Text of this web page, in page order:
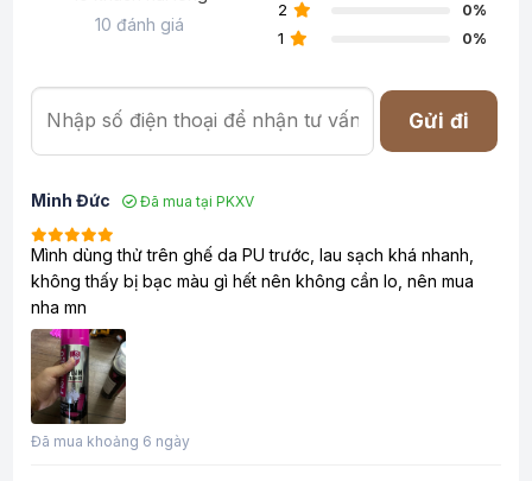
10 đánh giá
2 0%
1 0%
Gửi đi
Minh Đức Đã mua tại PKXV
Mình dùng thử trên ghế da PU trước, lau sạch khá nhanh,
không thấy bị bạc màu gì hết nên không cần lo, nên mua
nha mn
Đã mua khoảng 6 ngày